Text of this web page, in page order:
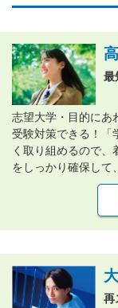
最
志望大学・目的にあ
受験対策できる！「
く取り組めるので、
をしっかり確保して
再